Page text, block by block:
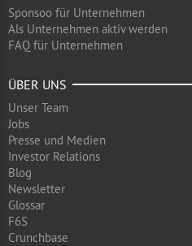
Sponsoo für Unternehmen
Als Unternehmen aktiv werden
FAQ für Unternehmen
ÜBER UNS
Unser Team
Jobs
Presse und Medien
Investor Relations
Blog
Newsletter
Glossar
F6S
Crunchbase